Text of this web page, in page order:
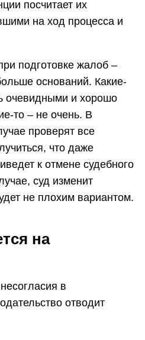
посчитает их
на ход процесса и
подготовке жалоб –
оснований. Какие-
очевидными и хорошо
то – не очень. В
проверят все
что даже
к отмене судебного
суд изменит
не плохим вариантом.
на
в
отводит